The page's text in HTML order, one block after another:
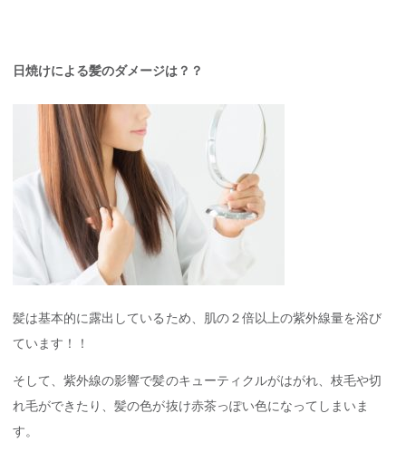
日焼けによる髪のダメージは？？
髪は基本的に露出しているため、肌の２倍以上の紫外線量を浴び
ています！！
そして、紫外線の影響で髪のキューティクルがはがれ、枝毛や切
れ毛ができたり、髪の色が抜け赤茶っぽい色になってしまいま
す。